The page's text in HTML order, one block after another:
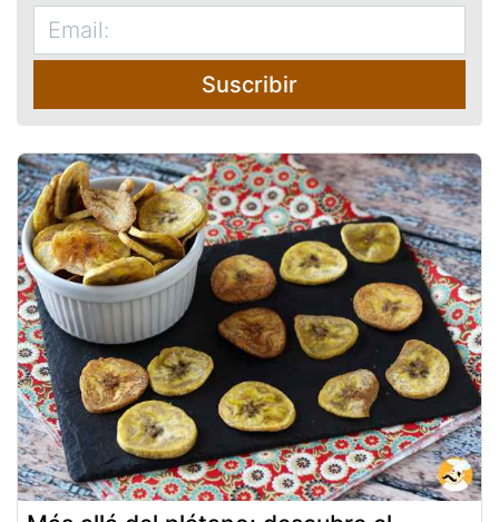
Suscribir